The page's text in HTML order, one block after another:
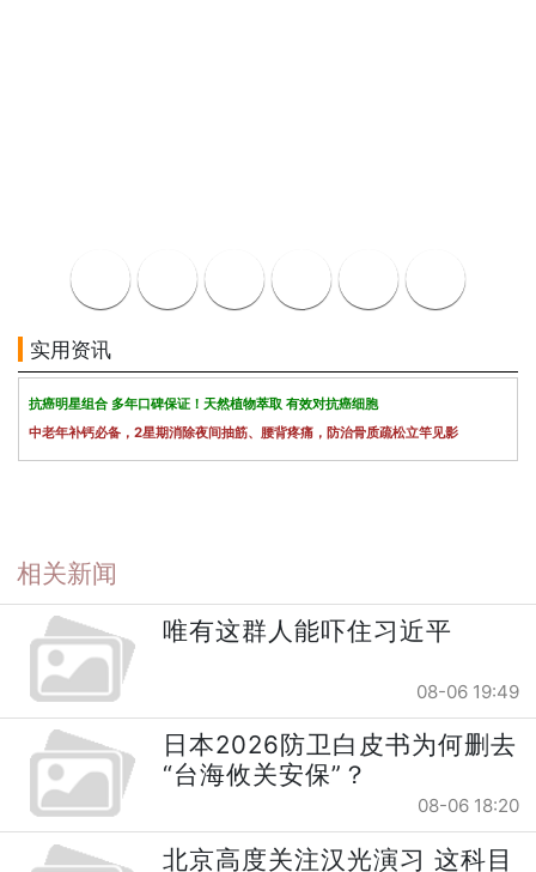
实用资讯
抗癌明星组合 多年口碑保证！天然植物萃取 有效对抗癌细胞
中老年补钙必备，2星期消除夜间抽筋、腰背疼痛，防治骨质疏松立竿见影
相关新闻
唯有这群人能吓住习近平
08-06 19:49
日本2026防卫白皮书为何删去
“台海攸关安保”？
08-06 18:20
北京高度关注汉光演习 这科目